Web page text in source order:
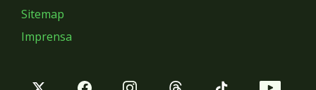
Sitemap
Imprensa